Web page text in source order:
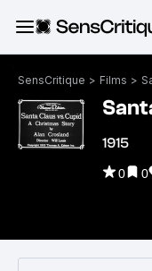
SensCritique > Films >
1915
0 0